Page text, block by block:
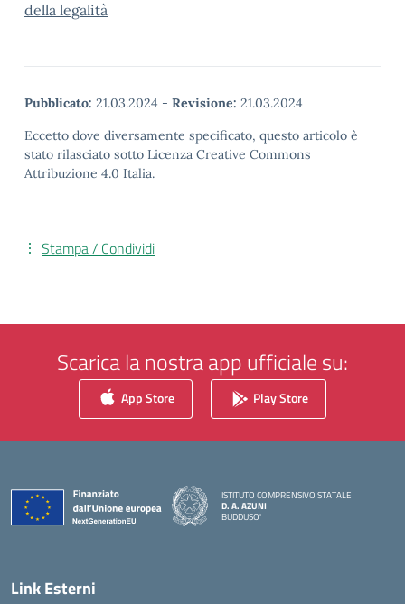
della legalità
Pubblicato: 21.03.2024 - Revisione: 21.03.2024
Eccetto dove diversamente specificato, questo articolo è
stato rilasciato sotto Licenza Creative Commons
Attribuzione 4.0 Italia.
Stampa / Condividi
Scarica la nostra app ufficiale su:
App Store Play Store
ISTITUTO COMPRENSIVO STATALE
D. A. AZUNI
BUDDUSO'
Link Esterni